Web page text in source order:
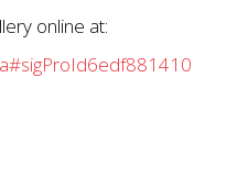
online at: